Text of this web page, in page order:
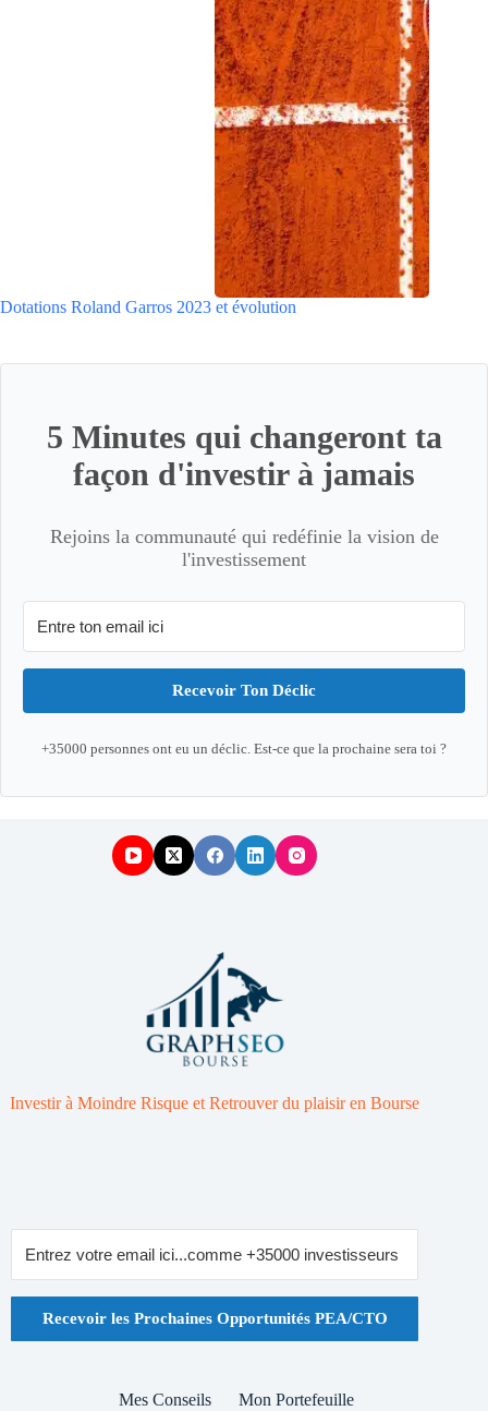
Dotations Roland Garros 2023 et évolution
5 Minutes qui changeront ta
façon d'investir à jamais
Rejoins la communauté qui redéfinie la vision de
l'investissement
Recevoir Ton Déclic
+35000 personnes ont eu un déclic. Est-ce que la prochaine sera toi ?
Investir à Moindre Risque et Retrouver du plaisir en Bourse
Recevoir les Prochaines Opportunités PEA/CTO
Mes Conseils
Mon Portefeuille